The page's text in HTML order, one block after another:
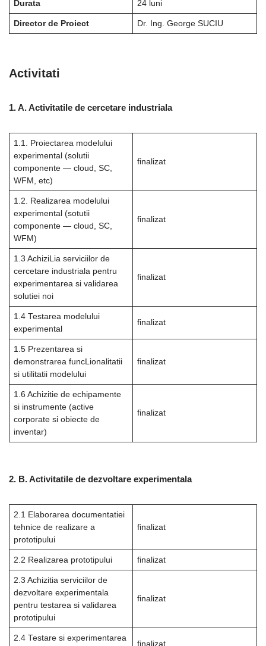
Durata 24 luni
Director de Proiect Dr. Ing. George SUCIU
Activitati
1. A. Activitatile de cercetare industriala
1.1. Proiectarea modelului
experimental (solutii
componente — cloud, SC,
WFM, etc)
finalizat
1.2. Realizarea modelului
experimental (sotutii
componente — cloud, SC,
WFM)
finalizat
1.3 AchiziLia serviciilor de
cercetare industriala pentru
experimentarea si validarea
solutiei noi
finalizat
1.4 Testarea modelului
experimental
finalizat
1.5 Prezentarea si
demonstrarea funcLionalitatii
si utilitatii modelului
finalizat
1.6 Achizitie de echipamente
si instrumente (active
corporate si obiecte de
inventar)
finalizat
2. B. Activitatile de dezvoltare experimentala
2.1 Elaborarea documentatiei
tehnice de realizare a
prototipului
finalizat
2.2 Realizarea prototipului finalizat
2.3 Achizitia serviciilor de
dezvoltare experimentala
pentru testarea si validarea
prototipului
finalizat
2.4 Testare si experimentarea
finalizat